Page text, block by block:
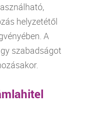
helyzetétől
A
szabadságot